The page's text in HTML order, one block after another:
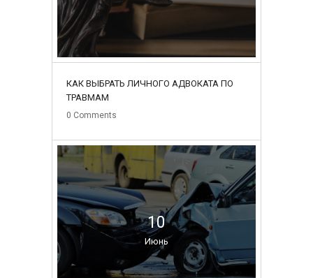
КАК ВЫБРАТЬ ЛИЧНОГО АДВОКАТА ПО
ТРАВМАМ
0 Comments
10
Июнь